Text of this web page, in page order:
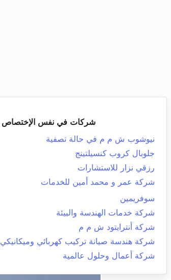
شركات في نفس الإختصاص
نيوشوب ش م م في حالة تصفية
جلوبال كروب كنسيلتينج
رزقي نزار للاستشارات
شركة عمر و محمد أمين للخدمات
سوفريمين
شركة خدمات الهندسة والبيئة
شركة أنترايتود ش م م
شركة هندسة صيانة تركيب كهربائي وميكانيكي
شركة أعمال وحلول عالمية